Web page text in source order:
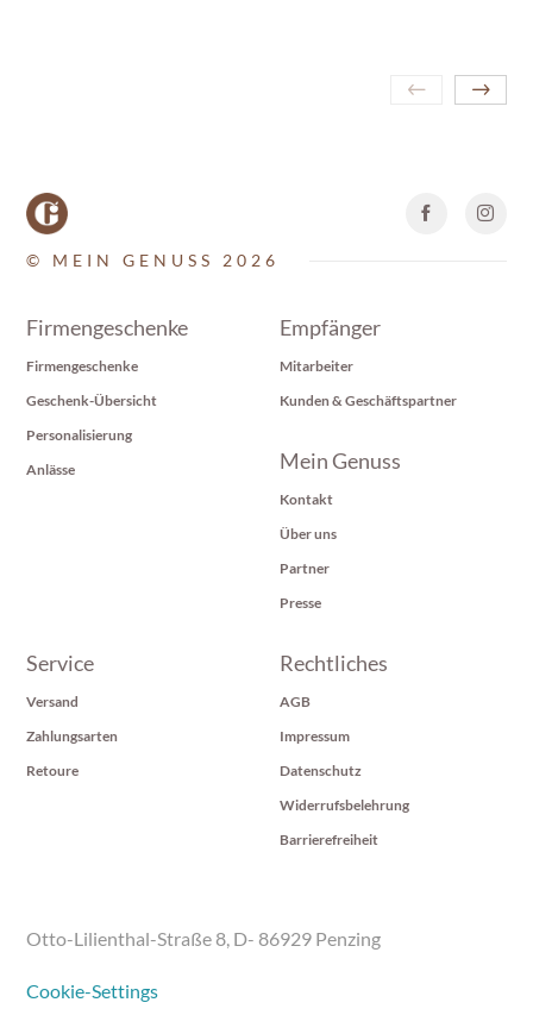
© MEIN GENUSS 2026
Firmengeschenke
Firmengeschenke
Geschenk-Übersicht
Personalisierung
Anlässe
Empfänger
Mitarbeiter
Kunden & Geschäftspartner
Mein Genuss
Kontakt
Über uns
Partner
Presse
Service
Versand
Zahlungsarten
Retoure
Rechtliches
AGB
Impressum
Datenschutz
Widerrufsbelehrung
Barrierefreiheit
Otto-Lilienthal-Straße 8, D- 86929 Penzing
Cookie-Settings